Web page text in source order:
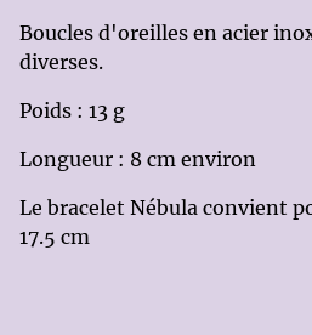
Boucles d'oreilles en acier
diverses.
Poids : 13 g
Longueur : 8 cm environ
Le bracelet Nébula convient
17.5 cm